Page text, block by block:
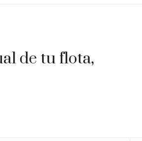
de tu flota,